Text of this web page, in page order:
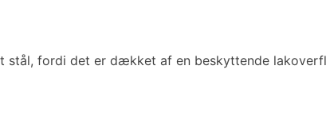
stål, fordi det er dækket af en beskyttende